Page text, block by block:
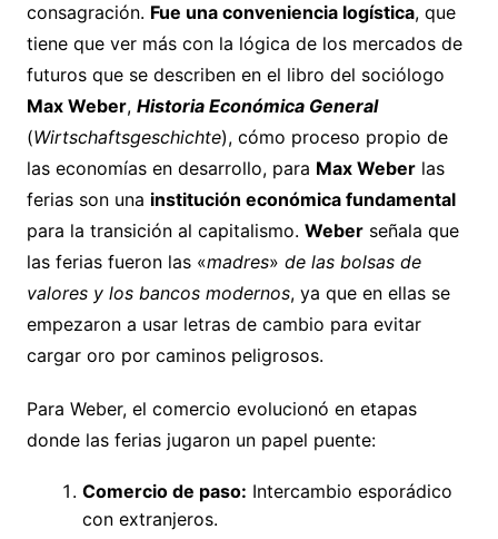
consagración. Fue una conveniencia logística, que
tiene que ver más con la lógica de los mercados de
futuros que se describen en el libro del sociólogo
Max Weber, Historia Económica General
(Wirtschaftsgeschichte), cómo proceso propio de
las economías en desarrollo, para Max Weberlas
ferias son una institución económica fundamental
para la transición al capitalismo. Weberseñala que
las ferias fueron las «madres» de las bolsas de
valores y los bancos modernos, ya que en ellas se
empezaron a usar letras de cambio para evitar
cargar oro por caminos peligrosos.
Para Weber, el comercio evolucionó en etapas
donde las ferias jugaron un papel puente:
Comercio de paso: Intercambio esporádico
con extranjeros.